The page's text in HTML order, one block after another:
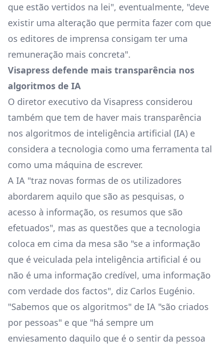
que estão vertidos na lei", eventualmente, "deve
existir uma alteração que permita fazer com que
os editores de imprensa consigam ter uma
remuneração mais concreta".
Visapress defende mais transparência nos
algoritmos de IA
O diretor executivo da Visapress considerou
também que tem de haver mais transparência
nos algoritmos de inteligência artificial (IA) e
considera a tecnologia como uma ferramenta tal
como uma máquina de escrever.
A IA "traz novas formas de os utilizadores
abordarem aquilo que são as pesquisas, o
acesso à informação, os resumos que são
efetuados", mas as questões que a tecnologia
coloca em cima da mesa são "se a informação
que é veiculada pela inteligência artificial é ou
não é uma informação credível, uma informação
com verdade dos factos", diz Carlos Eugénio.
"Sabemos que os algoritmos" de IA "são criados
por pessoas" e que "há sempre um
enviesamento daquilo que é o sentir da pessoa